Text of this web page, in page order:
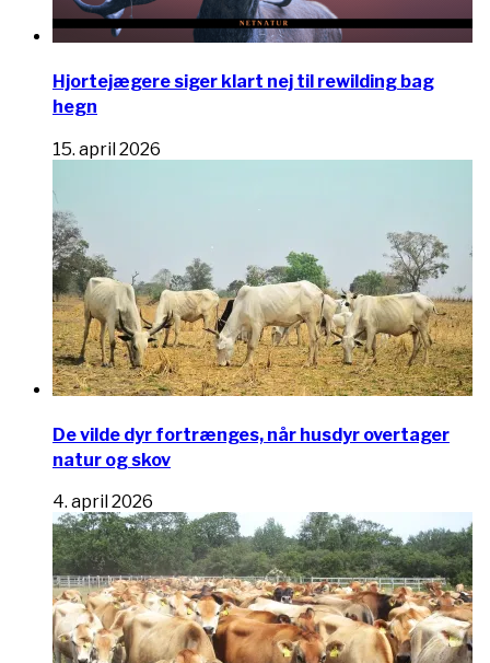
Hjortejægere siger klart nej til rewilding bag
hegn
15. april 2026
De vilde dyr fortrænges, når husdyr overtager
natur og skov
4. april 2026